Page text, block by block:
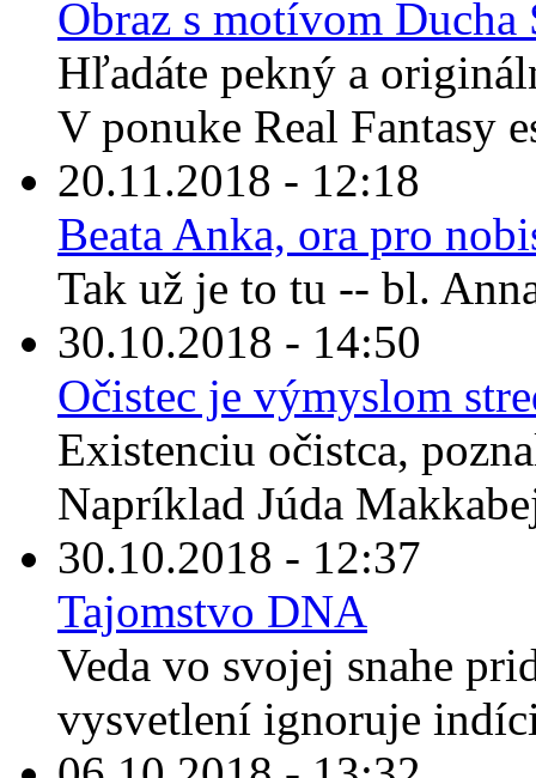
Obraz s motívom
Hľadáte pekný a
V ponuke Real Fantasy
20.11.2018 - 12:18
Beata Anka, ora pro
Tak už je to tu -- bl.
30.10.2018 - 14:50
Očistec je výmyslom
Existenciu očistca,
Napríklad Júda
30.10.2018 - 12:37
Tajomstvo DNA
Veda vo svojej snahe
vysvetlení ignoruje